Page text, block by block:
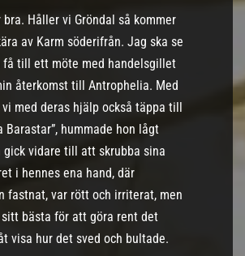
bra. Håller vi Gröndal så kommer
av Karm söderifrån. Jag ska se
få till ett möte med handelsgillet
återkomst till Antrophelia. Med
med deras hjälp också täppa till
Barastar”, hummade hon lågt
gick vidare till att skrubba sina
i hennes ena hand, där
fastnat, var rött och irriterat, men
sitt bästa för att göra rent det
visa hur det sved och bultade.